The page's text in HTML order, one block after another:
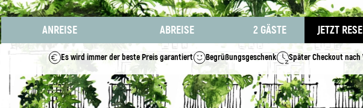
2 GÄSTE JETZT
Es wird immer der beste Preis garantiert Begrüßungsgeschenk Später Checkout